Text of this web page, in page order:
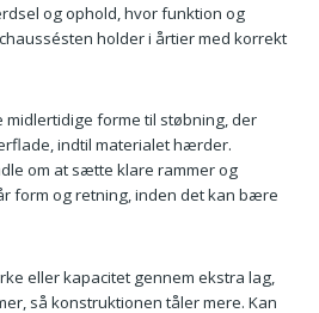
og ophold, hvor funktion og
holder i årtier med korrekt
midlertidige forme til støbning, der
indtil materialet hærder.
om at sætte klare rammer og
form og retning, inden det kan bære
eller kapacitet gennem ekstra lag,
så konstruktionen tåler mere. Kan